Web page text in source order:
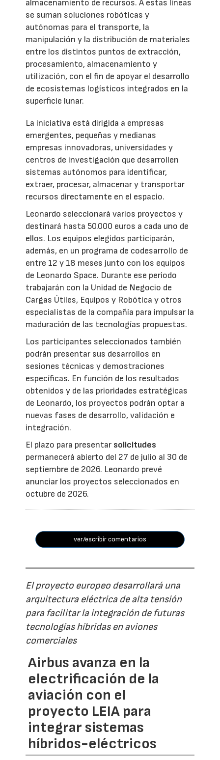
almacenamiento de recursos. A estas líneas
se suman soluciones robóticas y
autónomas para el transporte, la
manipulación y la distribución de materiales
entre los distintos puntos de extracción,
procesamiento, almacenamiento y
utilización, con el fin de apoyar el desarrollo
de ecosistemas logísticos integrados en la
superficie lunar.
La iniciativa está dirigida a empresas
emergentes, pequeñas y medianas
empresas innovadoras, universidades y
centros de investigación que desarrollen
sistemas autónomos para identificar,
extraer, procesar, almacenar y transportar
recursos directamente en el espacio.
Leonardo seleccionará varios proyectos y
destinará hasta 50.000 euros a cada uno de
ellos. Los equipos elegidos participarán,
además, en un programa de codesarrollo de
entre 12 y 18 meses junto con los equipos
de Leonardo Space. Durante ese periodo
trabajarán con la Unidad de Negocio de
Cargas Útiles, Equipos y Robótica y otros
especialistas de la compañía para impulsar la
maduración de las tecnologías propuestas.
Los participantes seleccionados también
podrán presentar sus desarrollos en
sesiones técnicas y demostraciones
específicas. En función de los resultados
obtenidos y de las prioridades estratégicas
de Leonardo, los proyectos podrán optar a
nuevas fases de desarrollo, validación e
integración.
El plazo para presentar solicitudes
permanecerá abierto del 27 de julio al 30 de
septiembre de 2026. Leonardo prevé
anunciar los proyectos seleccionados en
octubre de 2026.
ver/escribir comentarios
El proyecto europeo desarrollará una
arquitectura eléctrica de alta tensión
para facilitar la integración de futuras
tecnologías híbridas en aviones
comerciales
Airbus avanza en la
electrificación de la
aviación con el
proyecto LEIA para
integrar sistemas
híbridos-eléctricos